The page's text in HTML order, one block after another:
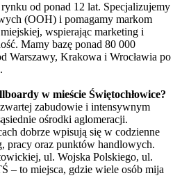
od ponad 12 lat. Specjalizujemy
(OOH) i pomagamy markom
wspierając marketing i
Mamy bazę ponad 80 000
Warszawy, Krakowa i Wrocławia po
w mieście Świętochłowice?
zabudowie i intensywnym
ośrodki aglomeracji.
dobrze wpisują się w codzienne
pracy oraz punktów handlowych.
ul. Wojska Polskiego, ul.
– to miejsca, gdzie wiele osób mija